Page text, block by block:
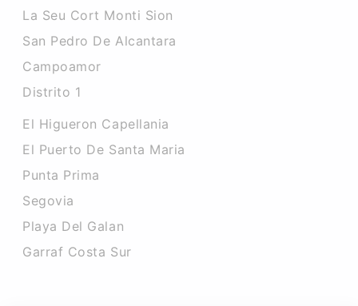
La Seu Cort Monti Sion
San Pedro De Alcantara
Campoamor
Distrito 1
El Higueron Capellania
El Puerto De Santa Maria
Punta Prima
Segovia
Playa Del Galan
Garraf Costa Sur